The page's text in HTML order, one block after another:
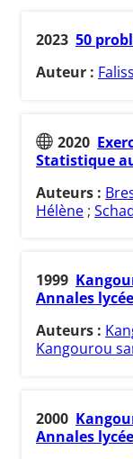
2023 50
Auteur :
2020
Statistique
Auteurs :
Hélène ;
1999
Annales
Auteurs :
Kangourou
2000
Annales